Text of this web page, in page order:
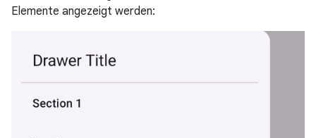
Elemente angezeigt werden: